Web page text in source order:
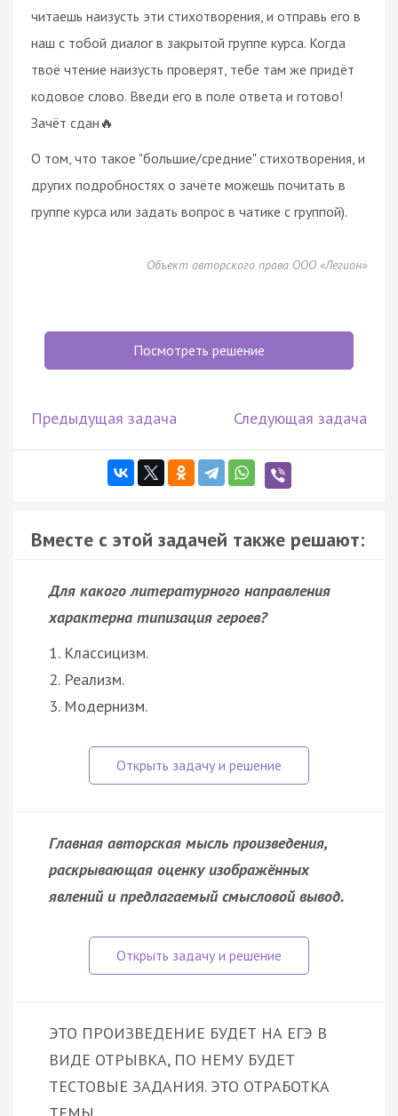
читаешь наизусть эти стихотворения, и отправь его в
наш с тобой диалог в закрытой группе курса. Когда
твоё чтение наизусть проверят, тебе там же придёт
кодовое слово. Введи его в поле ответа и готово!
Зачёт сдан🔥
О том, что такое "большие/средние" стихотворения, и
других подробностях о зачёте можешь почитать в
группе курса или задать вопрос в чатике с группой).
Объект авторского права ООО «Легион»
Посмотреть решение
Предыдущая задача Следующая задача
Вместе с этой задачей также решают:
Для какого литературного направления
характерна типизация героев?
1. Классицизм.
2. Реализм.
3. Модернизм.
Главная авторская мысль произведения,
раскрывающая оценку изображённых
явлений и предлагаемый смысловой вывод.
ЭТО ПРОИЗВЕДЕНИЕ БУДЕТ НА ЕГЭ В
ВИДЕ ОТРЫВКА, ПО НЕМУ БУДЕТ
ТЕСТОВЫЕ ЗАДАНИЯ. ЭТО ОТРАБОТКА